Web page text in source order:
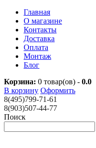
Главная
О магазине
Контакты
Доставка
Оплата
Монтаж
Блог
Корзина: 0 товар(ов) - 0.0
В корзину Оформить
8(495)799-71-61
8(903)507-44-77
Поиск